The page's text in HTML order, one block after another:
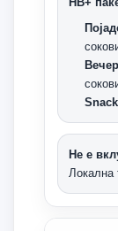
Не е
Локална